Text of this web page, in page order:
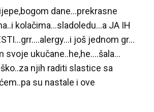
dane…prekrasne
kolačima…sladoledu…a JA IH
još jednom gr…
svoje ukučane..he,he….šala…
njih raditi slastice sa
su nastale i ove